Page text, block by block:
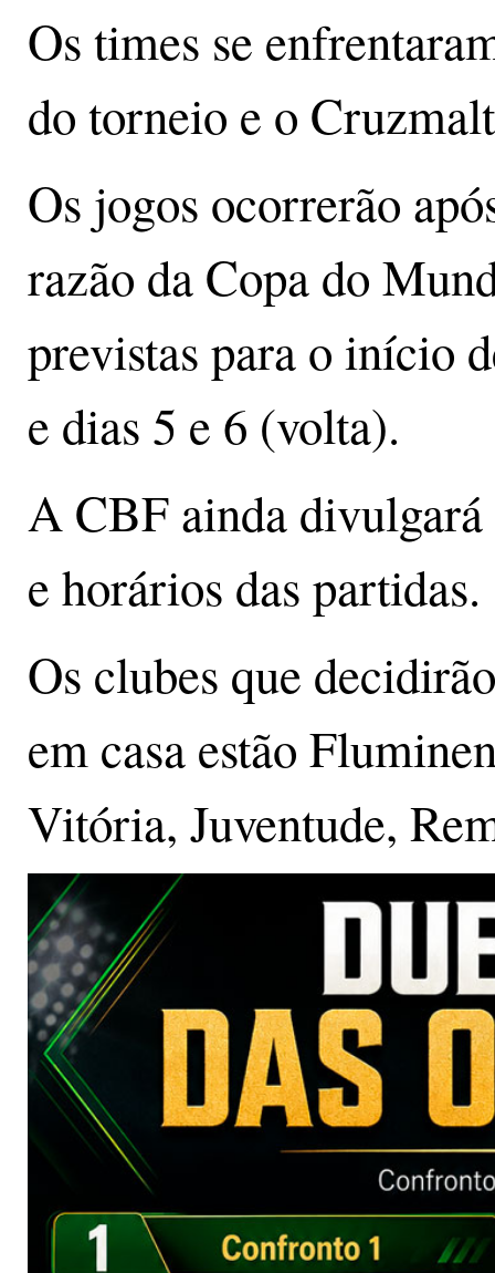
Os times se
do torneio e o
Os jogos ocorrerão
razão da Copa do
previstas para o início
e dias 5 e 6 (volta).
A CBF ainda divulgará
e horários das partidas.
Os clubes que
em casa estão
Vitória, Juventude,